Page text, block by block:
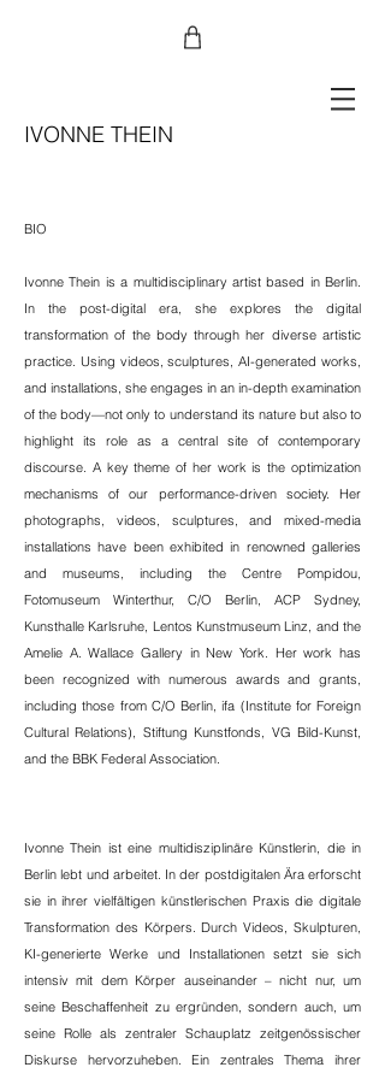
IVONNE THEIN
BIO
Ivonne Thein is a multidisciplinary artist based in Berlin.
In the post-digital era, she explores the digital
transformation of the body through her diverse artistic
practice. Using videos, sculptures, AI-generated works,
and installations, she engages in an in-depth examination
of the body—not only to understand its nature but also to
highlight its role as a central site of contemporary
discourse. A key theme of her work is the optimization
mechanisms of our performance-driven society. Her
photographs, videos, sculptures, and mixed-media
installations have been exhibited in renowned galleries
and museums, including the Centre Pompidou,
Fotomuseum Winterthur, C/O Berlin, ACP Sydney,
Kunsthalle Karlsruhe, Lentos Kunstmuseum Linz, and the
Amelie A. Wallace Gallery in New York. Her work has
been recognized with numerous awards and grants,
including those from C/O Berlin, ifa (Institute for Foreign
Cultural Relations), Stiftung Kunstfonds, VG Bild-Kunst,
and the BBK Federal Association.
Ivonne Thein ist eine multidisziplinäre Künstlerin, die in
Berlin lebt und arbeitet. In der postdigitalen Ära erforscht
sie in ihrer vielfältigen künstlerischen Praxis die digitale
Transformation des Körpers. Durch Videos, Skulpturen,
KI-generierte Werke und Installationen setzt sie sich
intensiv mit dem Körper auseinander – nicht nur, um
seine Beschaffenheit zu ergründen, sondern auch, um
seine Rolle als zentraler Schauplatz zeitgenössischer
Diskurse hervorzuheben. Ein zentrales Thema ihrer